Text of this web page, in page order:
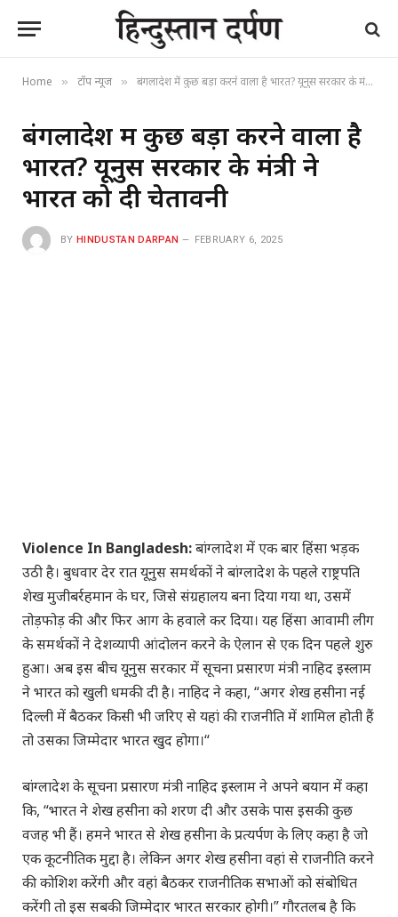
Home » टॉप न्यूज » बंगलादेश में कुछ बड़ा करने वाला है भारत? यूनुस सरकार के मंत्री ने भारत को दी चेतावनी
बंगलादेश में कुछ बड़ा करने वाला है
भारत? यूनुस सरकार के मंत्री ने
भारत को दी चेतावनी
BY HINDUSTAN DARPAN FEBRUARY 6, 2025
Violence In Bangladesh:बांग्लादेश में एक बार हिंसा भड़क
उठी है। बुधवार देर रात यूनुस समर्थकों ने बांग्लादेश के पहले राष्ट्रपति
शेख मुजीबर्रहमान के घर, जिसे संग्रहालय बना दिया गया था, उसमें
तोड़फोड़ की और फिर आग के हवाले कर दिया। यह हिंसा आवामी लीग
के समर्थकों ने देशव्यापी आंदोलन करने के ऐलान से एक दिन पहले शुरु
हुआ। अब इस बीच यूनुस सरकार में सूचना प्रसारण मंत्री नाहिद इस्लाम
ने भारत को खुली धमकी दी है। नाहिद ने कहा, “अगर शेख हसीना नई
दिल्ली में बैठकर किसी भी जरिए से यहां की राजनीति में शामिल होती हैं
तो उसका जिम्मेदार भारत खुद होगा।“
बांग्लादेश के सूचना प्रसारण मंत्री नाहिद इस्लाम ने अपने बयान में कहा
कि, “भारत ने शेख हसीना को शरण दी और उसके पास इसकी कुछ
वजह भी हैं। हमने भारत से शेख हसीना के प्रत्यर्पण के लिए कहा है जो
एक कूटनीतिक मुद्दा है। लेकिन अगर शेख हसीना वहां से राजनीति करने
की कोशिश करेंगी और वहां बैठकर राजनीतिक सभाओं को संबोधित
करेंगी तो इस सबकी जिम्मेदार भारत सरकार होगी।” गौरतलब है कि